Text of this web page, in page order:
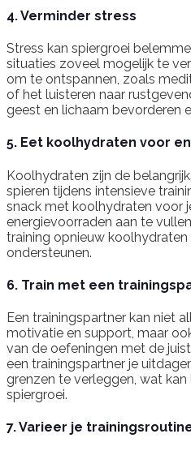
4. Verminder stress
Stress kan spiergroei
situaties zoveel mogelijk te
om te ontspannen, zoals
of het luisteren naar
geest en lichaam bevorderen
5. Eet koolhydraten voor
Koolhydraten zijn de
spieren tijdens intensieve
snack met koolhydraten voor
energievoorraden aan te
training opnieuw
ondersteunen.
6. Train met een
Een trainingspartner kan niet
motivatie en support, maar
van de oefeningen met de
een trainingspartner je
grenzen te verleggen, wat
spiergroei.
7. Varieer je